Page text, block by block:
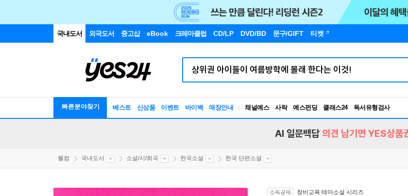
국내도서 외국도서 중고샵 eBook 크레마클럽 CD/LP DVD/BD 문구/GIFT 티켓
빠른분야찾기 베스트 신상품 이벤트 바이백 매장안내 채널예스 사락 예스펀딩 클래스24
독서유형검사
RBTI Lab
AI 일문백답 의견 남기면 YES상품
웰컴 국내도서 소설/시/희곡 한국소설 한국 단편소설
소득공제 창비교육 테마소설 시리즈